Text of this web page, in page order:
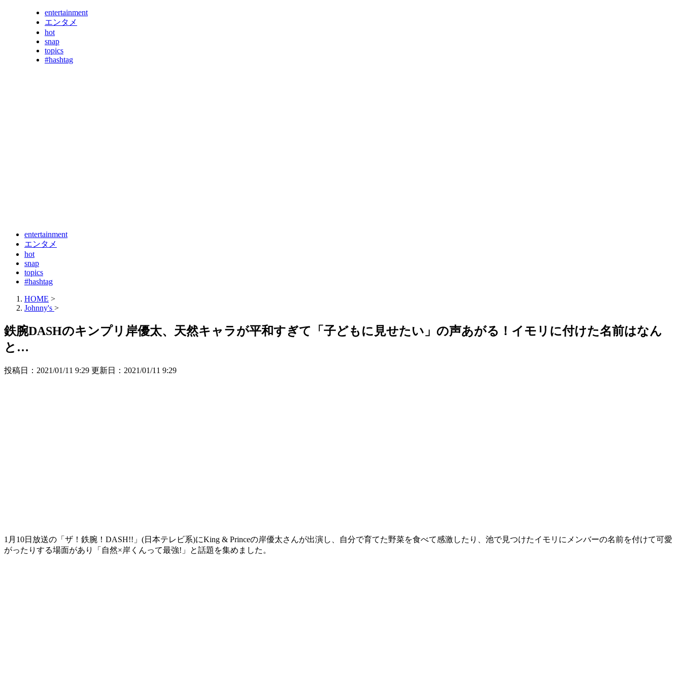
entertainment
エンタメ
hot
snap
topics
#hashtag
entertainment
エンタメ
hot
snap
topics
#hashtag
HOME >
Johnny's >
鉄腕DASHのキンプリ岸優太、天然キャラが平和すぎて「子どもに見せたい」の声あがる！イモリに付けた名前はなん
と…
投稿日：2021/01/11 9:29 更新日： 2021/01/11 9:29
1月10日放送の「ザ！鉄腕！DASH!!」(日本テレビ系)にKing & Princeの岸優太さんが出演し、自分で育てた野菜を食べて感激したり、池で見つけたイモリにメンバーの名前を付けて可愛
がったりする場面があり「自然×岸くんって最強!」と話題を集めました。